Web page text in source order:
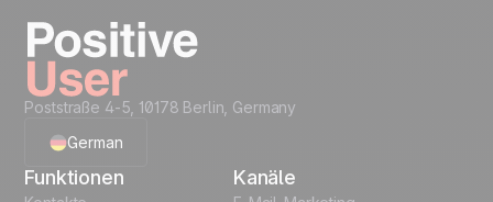
Poststraße 4-5, 10178 Berlin, Germany
German
Funktionen Kanäle